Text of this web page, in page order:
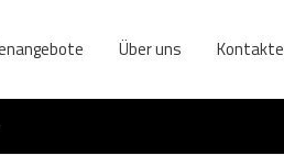
Über uns Kontakte